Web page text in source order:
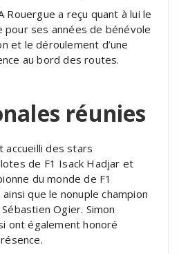
Rouergue a reçu quant à lui le
pour ses années de bénévole
et le déroulement d’une
au bord des routes.
réunies
accueilli des stars
de F1 Isack Hadjar et
du monde de F1
que le nonuple champion
Ogier. Simon
ont également honoré